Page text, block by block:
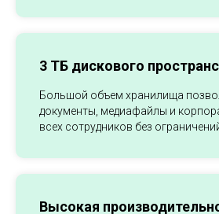
3 ТБ дискового
Большой объем хранилища
документы, медиафайлы и
всех сотрудников без
Высокая